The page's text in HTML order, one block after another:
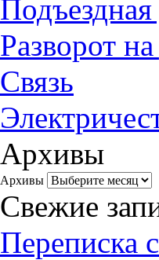
Подъездная
Разворот
Связь
Архивы
Архивы
Свежие